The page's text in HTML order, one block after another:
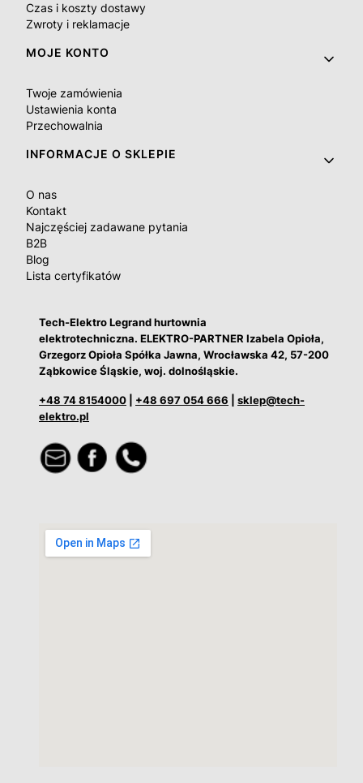
Czas i koszty dostawy
Zwroty i reklamacje
MOJE KONTO
Twoje zamówienia
Ustawienia konta
Przechowalnia
INFORMACJE O SKLEPIE
O nas
Kontakt
Najczęściej zadawane pytania
B2B
Blog
Lista certyfikatów
Tech-Elektro Legrand hurtownia
elektrotechniczna. ELEKTRO-PARTNER Izabela Opioła,
Grzegorz Opioła Spółka Jawna, Wrocławska 42, 57-200
Ząbkowice Śląskie, woj. dolnośląskie.
+48 74 8154000 +48 697 054 666
sklep@tech-
elektro.pl